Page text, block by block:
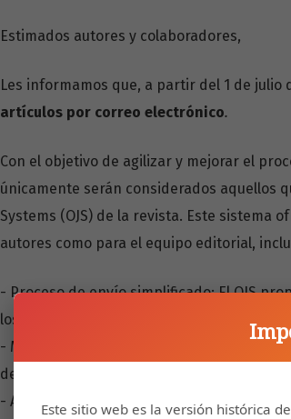
Estimados autores y colaboradores,
Les informamos que, a partir del 1 de julio
artículos por correo electrónico.
Con el objetivo de agilizar y mejorar el
únicamente serán considerados aquellos
Systems (OJS) de la revista. Este sistema
autores como para el equipo editorial,
- Proceso de envío simplificado: El OJS
los autores enviar sus artículos de manera
- Mayor eficiencia en el proceso de
de los artículos, permitiendo un
- Acceso a información actualizada:
Este sitio web es la versión histórica